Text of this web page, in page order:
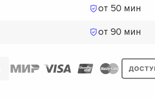
от 50 мин
от 90 мин